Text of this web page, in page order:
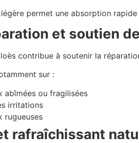
permet une absorption
et soutien
contribue à soutenir la
sur :
abîmées ou fragilisées
irritations
rugueuses
rafraîchissant